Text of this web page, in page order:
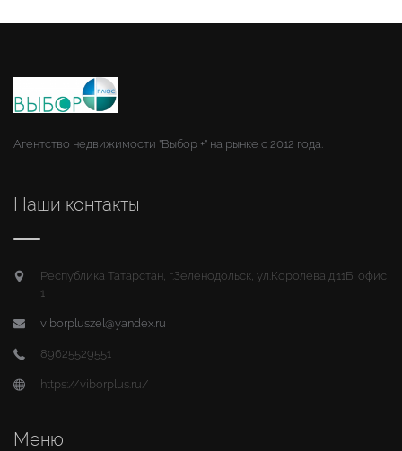
Агентство недвижимости "Выбор +" на рынке с 2012 года.
Наши контакты
Республика Татарстан, г.Зеленодольск, ул.Королева д.11Б, офис
1
viborpluszel@yandex.ru
89625529551
https://viborplus.ru/
Меню